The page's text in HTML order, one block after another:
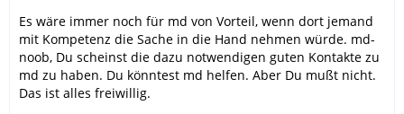
Es wäre immer noch für md von Vorteil, wenn dort jemand
mit Kompetenz die Sache in die Hand nehmen würde. md-
noob, Du scheinst die dazu notwendigen guten Kontakte zu
md zu haben. Du könntest md helfen. Aber Du mußt nicht.
Das ist alles freiwillig.